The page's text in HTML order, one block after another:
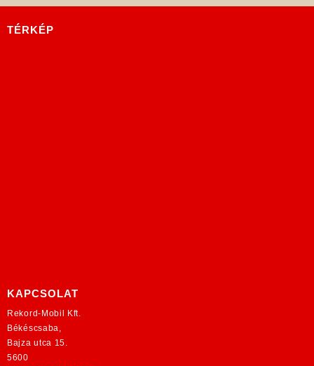
TÉRKÉP
KAPCSOLAT
Rekord-Mobil Kft.
Békéscsaba,
Bajza utca 15.
5600